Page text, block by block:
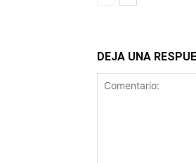
DEJA UNA